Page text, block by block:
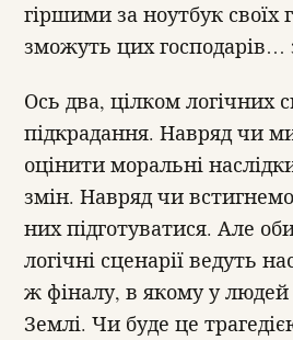
гіршими за ноутбук своїх
зможуть цих господарів…
Ось два, цілком логічних
підкрадання. Навряд чи
оцінити моральні
змін. Навряд чи
них підготуватися. Але
логічні сценарії ведуть
ж фіналу, в якому у
Землі. Чи буде це